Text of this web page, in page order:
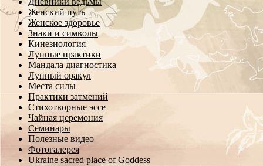
Женский путь
Женское здоровье
Знаки и символы
Кинезиология
Лунные практики
Мандала диагностика
Лунный оракул
Места силы
Практики затмений
Стихотворные эссе
Чайная церемония
Семинары
Полезные видео
Фотогалерея
Ukraine sacred place of Goddess